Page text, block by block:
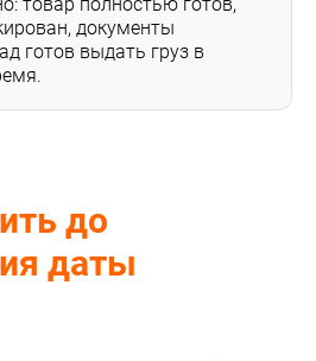
документы
готов выдать груз в
до
даты